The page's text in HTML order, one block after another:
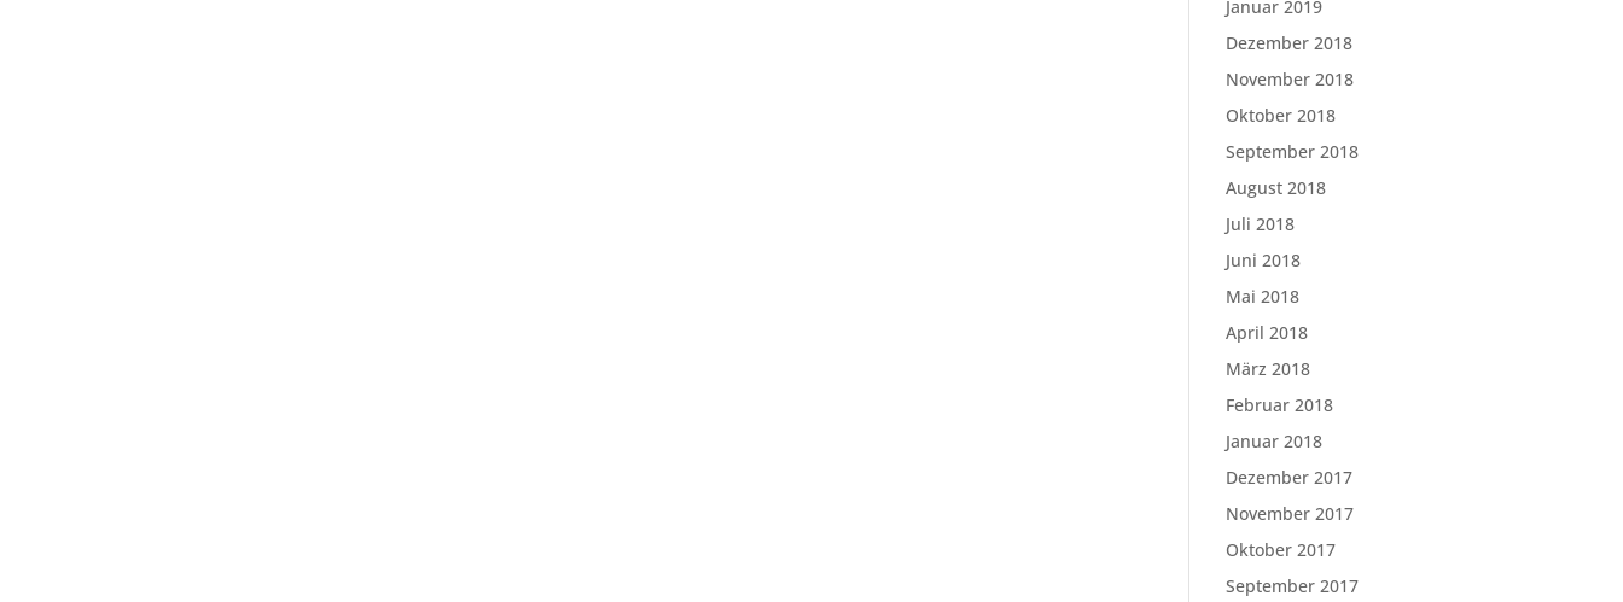
Januar 2019
Dezember 2018
November 2018
Oktober 2018
September 2018
August 2018
Juli 2018
Juni 2018
Mai 2018
April 2018
März 2018
Februar 2018
Januar 2018
Dezember 2017
November 2017
Oktober 2017
September 2017